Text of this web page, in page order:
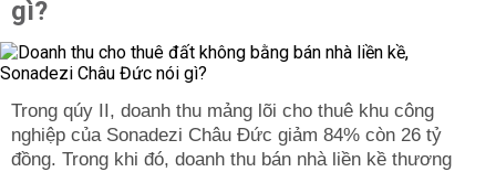
gì?
Trong qúy II, doanh thu mảng lõi cho thuê khu công
nghiệp của Sonadezi Châu Đức giảm 84% còn 26 tỷ
đồng. Trong khi đó, doanh thu bán nhà liền kề thương